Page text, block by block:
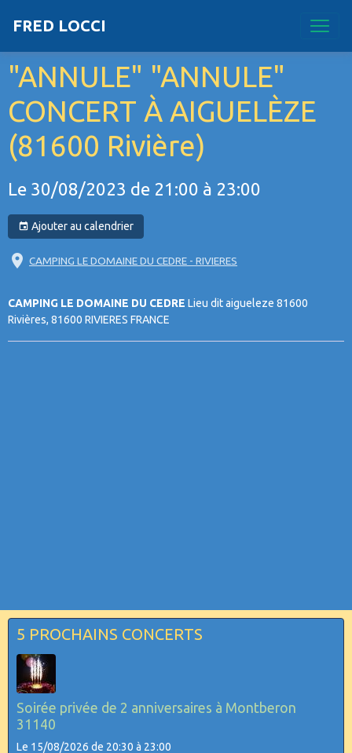
FRED LOCCI
"ANNULE" "ANNULE"
CONCERT À AIGUELÈZE
(81600 Rivière)
Le 30/08/2023 de 21:00 à 23:00
Ajouter au calendrier
CAMPING LE DOMAINE DU CEDRE - RIVIERES
CAMPING LE DOMAINE DU CEDRE Lieu dit aigueleze 81600
Rivières, 81600 RIVIERES FRANCE
5 PROCHAINS CONCERTS
Soirée privée de 2 anniversaires à Montberon
31140
Le 15/08/2026 de 20:30 à 23:00